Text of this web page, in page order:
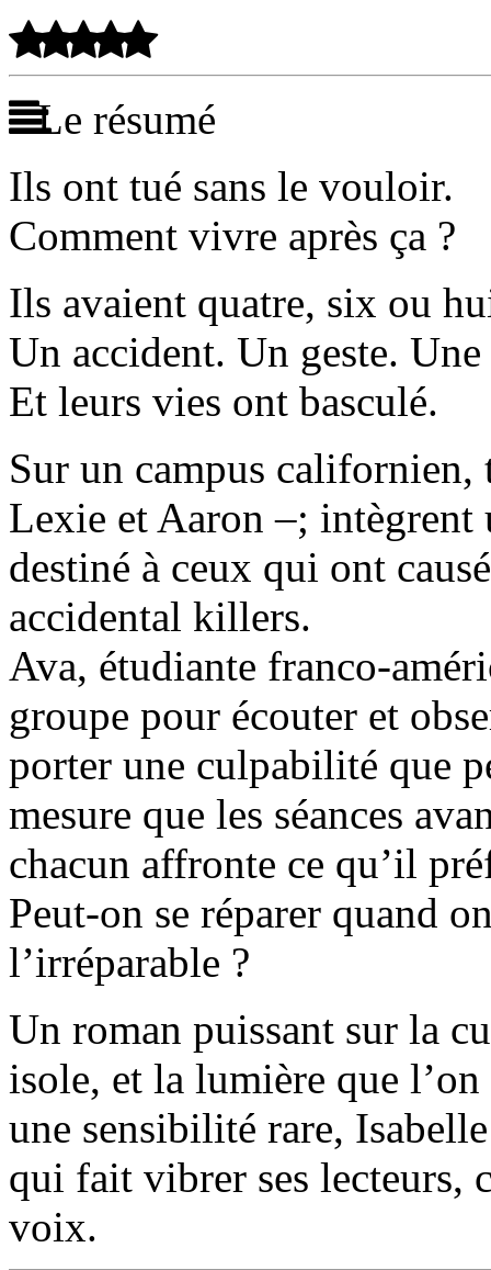
Le résumé
Ils ont tué sans le vouloir.
Comment vivre après ça ?
Ils avaient quatre, six ou
Un accident. Un geste. Une
Et leurs vies ont basculé.
Sur un campus californien,
Lexie et Aaron –; intègrent
destiné à ceux qui ont
accidental killers.
Ava, étudiante franco-
groupe pour écouter et
porter une culpabilité que
mesure que les séances
chacun affronte ce qu’il
Peut-on se réparer quand
l’irréparable ?
Un roman puissant sur la
isole, et la lumière que
une sensibilité rare,
qui fait vibrer ses lecteurs,
voix.